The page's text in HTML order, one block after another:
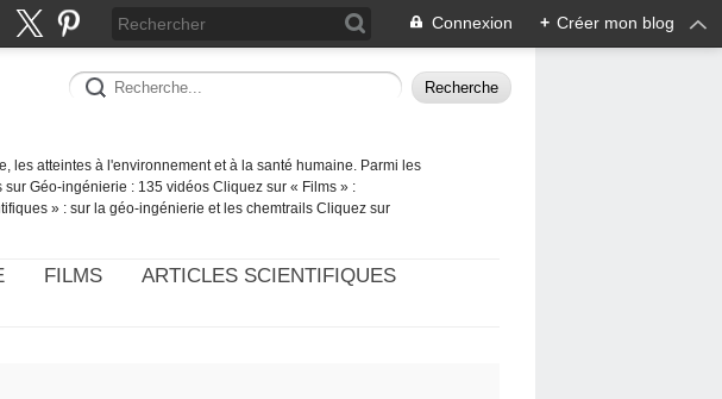
Connexion + Créer mon blog
les atteintes à l'environnement et à la santé humaine. Parmi les
Géo-ingénierie : 135 vidéos Cliquez sur « Films » :
» : sur la géo-ingénierie et les chemtrails Cliquez sur
FILMS
ARTICLES SCIENTIFIQUES